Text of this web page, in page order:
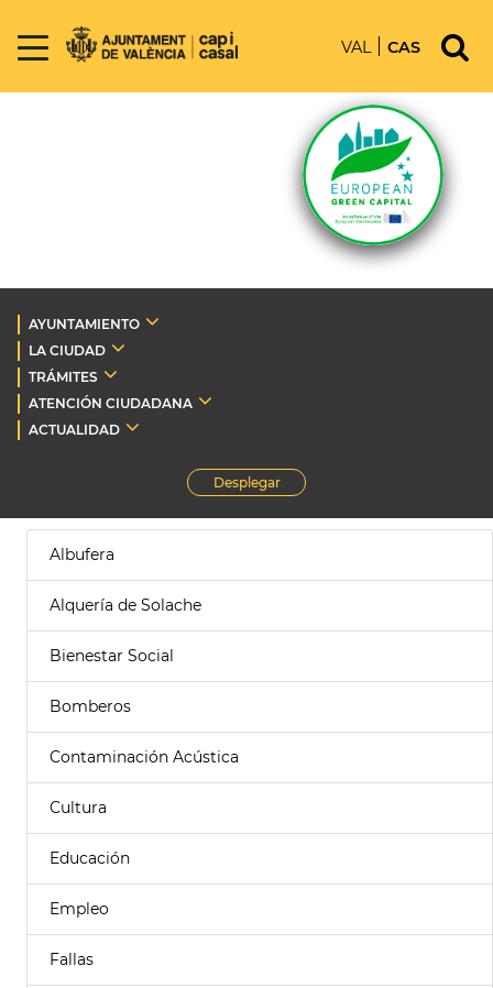
VAL CAS
AYUNTAMIENTO
LA CIUDAD
TRÁMITES
ATENCIÓN CIUDADANA
ACTUALIDAD
Desplegar
Albufera
Alquería de Solache
Bienestar Social
Bomberos
Contaminación Acústica
Cultura
Educación
Empleo
Fallas